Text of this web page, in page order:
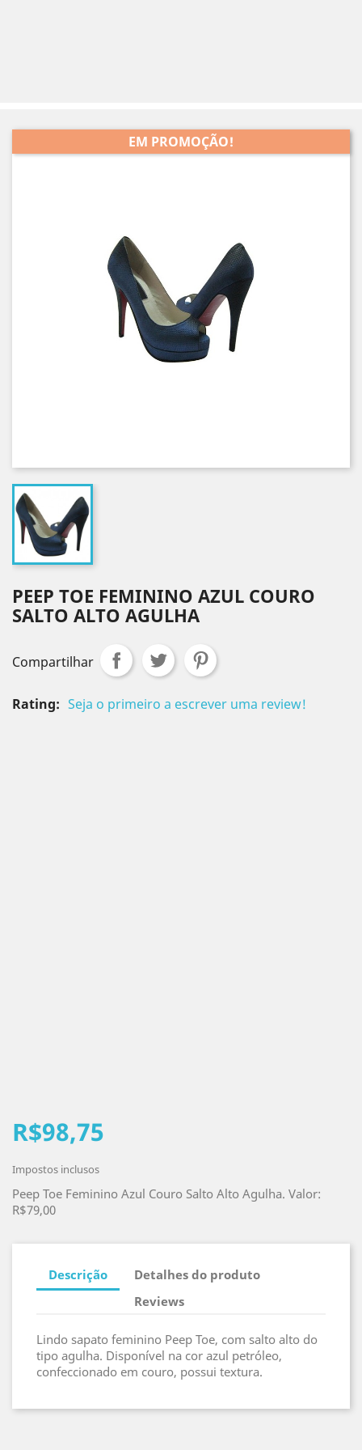
EM PROMOÇÃO!
PEEP TOE FEMININO AZUL COURO
SALTO ALTO AGULHA
Compartilhar
Rating: Seja o primeiro a escrever uma review!
R$98,75
Impostos inclusos
Peep Toe Feminino Azul Couro Salto Alto Agulha. Valor:
R$79,00
Descrição
Detalhes do produto
Reviews
Lindo sapato feminino Peep Toe, com salto alto do
tipo agulha. Disponível na cor azul petróleo,
confeccionado em couro, possui textura.